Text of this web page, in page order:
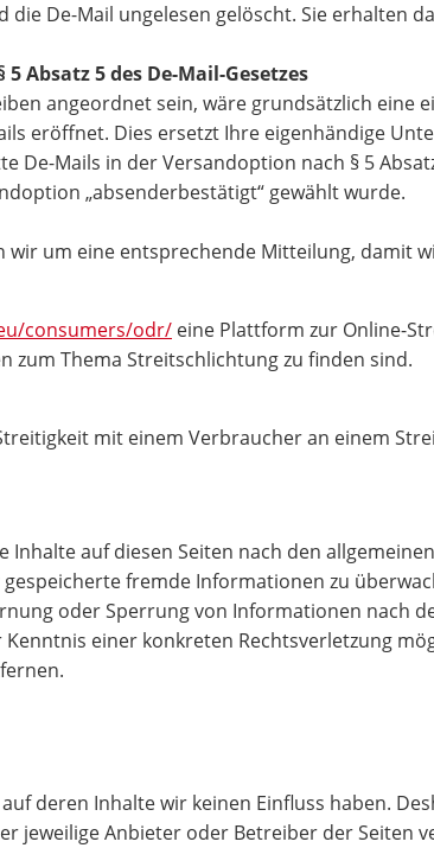
De-Mail ungelesen gelöscht. Sie erhalten
Absatz 5 des De-Mail-Gesetzes
angeordnet sein, wäre grundsätzlich eine
eröffnet. Dies ersetzt Ihre eigenhändige
Mails in der Versandoption nach § 5
„absenderbestätigt“ gewählt wurde.
wir um eine entsprechende Mitteilung, damit
consumers/odr/ eine Plattform zur Online-
Thema Streitschlichtung zu finden sind.
mit einem Verbraucher an einem
auf diesen Seiten nach den
fremde Informationen zu
oder Sperrung von Informationen nach
einer konkreten Rechtsverletzung
deren Inhalte wir keinen Einfluss haben.
jeweilige Anbieter oder Betreiber der Seiten